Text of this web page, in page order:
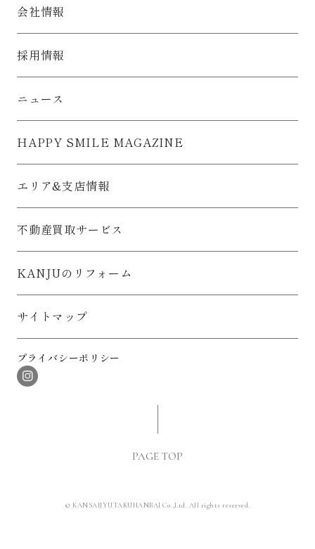
（ア） 住宅等（戸建住宅、集合住宅）の建築工事
（イ） 住宅等の企画・設計・調査
（ウ） 住宅等用部資材の供給
（エ） 住宅等のローン、保険
（オ） 住宅等のアフターサービス、リフォーム工事
（カ） 不動産の売買およびその代理・仲介・管理
いたします。
4) 1)～2)に係る各種セミナー・イベントのご案内のために利用
5) 上記1)～4)の利用目的を達成するために、郵便、電話、電子
メール等による連絡をおこなう場合に利用いたします。
囲内でのお客様情報の第三者への提供のために利用いたしま
全面施行される以前より保有するお客様情報に関しましても、
お客様情報は、お客様から直接取得するか否かにかかわらず、
お客様情報の漏えい、紛失、破壊、改ざん等を防止するため、
適切な安全管理措置を講じてまいります。
4.お客様情報の安全管理について
お客様情報保護のための組織体制は次のとおりです。
遣社員等）に対して、社内規程に基づき、個人情報の保護に関
5.お客様情報の第三者提供について
会社情報
採用情報
ニュース
HAPPY SMILE MAGAZINE
エリア&支店情報
不動産買取サービス
KANJUのリフォーム
サイトマップ
プライバシーポリシー
PAGE TOP
© KANSAIJYUTAKUHANBAI Co.,Ltd. All rights reserved.